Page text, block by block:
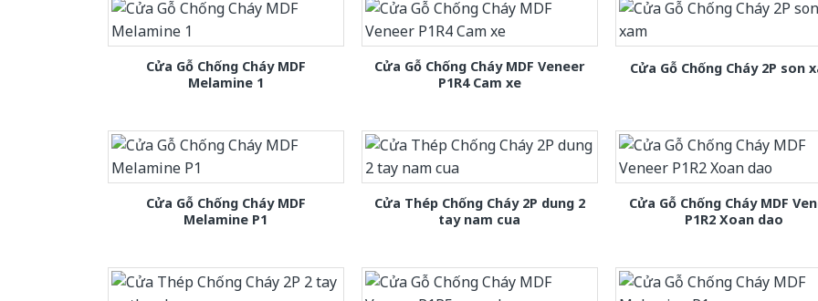
Cửa Gỗ Chống Cháy MDF
Melamine 1
Cửa Gỗ Chống Cháy MDF Veneer
P1R4 Cam xe
Cửa Gỗ Chống Cháy 2P son
Cửa Gỗ Chống Cháy MDF
Melamine P1
Cửa Thép Chống Cháy 2P dung 2
tay nam cua
Cửa Gỗ Chống Cháy MDF
P1R2 Xoan dao